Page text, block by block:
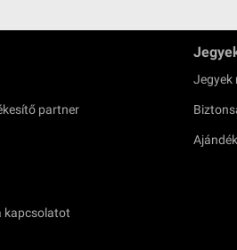
partner
Jegyek
kapcsolatot